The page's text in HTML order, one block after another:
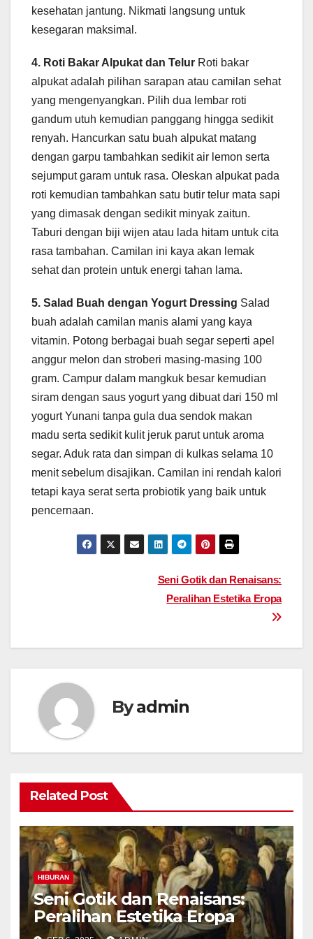
kesehatan jantung. Nikmati langsung untuk
kesegaran maksimal.
4. Roti Bakar Alpukat dan Telur Roti bakar
alpukat adalah pilihan sarapan atau camilan sehat
yang mengenyangkan. Pilih dua lembar roti
gandum utuh kemudian panggang hingga sedikit
renyah. Hancurkan satu buah alpukat matang
dengan garpu tambahkan sedikit air lemon serta
sejumput garam untuk rasa. Oleskan alpukat pada
roti kemudian tambahkan satu butir telur mata sapi
yang dimasak dengan sedikit minyak zaitun.
Taburi dengan biji wijen atau lada hitam untuk cita
rasa tambahan. Camilan ini kaya akan lemak
sehat dan protein untuk energi tahan lama.
5. Salad Buah dengan Yogurt Dressing Salad
buah adalah camilan manis alami yang kaya
vitamin. Potong berbagai buah segar seperti apel
anggur melon dan stroberi masing-masing 100
gram. Campur dalam mangkuk besar kemudian
siram dengan saus yogurt yang dibuat dari 150 ml
yogurt Yunani tanpa gula dua sendok makan
madu serta sedikit kulit jeruk parut untuk aroma
segar. Aduk rata dan simpan di kulkas selama 10
menit sebelum disajikan. Camilan ini rendah kalori
tetapi kaya serat serta probiotik yang baik untuk
pencernaan.
Seni Gotik dan Renaisans:
Peralihan Estetika Eropa
Byadmin
Related Post
HIBURAN
Seni Gotik dan Renaisans:
Peralihan Estetika Eropa